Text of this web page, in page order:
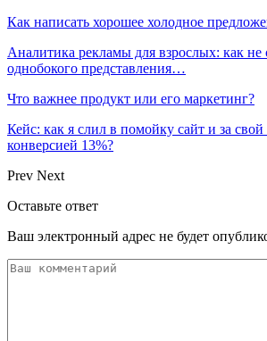
Как написать хорошее холодное
Аналитика рекламы для взрослых: как не
однобокого представления…
Что важнее продукт или его маркетинг?
Кейс: как я слил в помойку сайт и за
конверсией 13%?
Prev Next
Оставьте ответ
Ваш электронный адрес не будет